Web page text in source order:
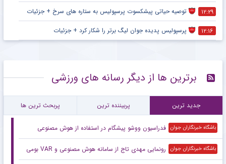
۱۲:۲۹ توصیه حیاتی پیشکسوت پرسپولیس به ستاره های سرخ + جزئیات
۱۲:۱۶ پرسپولیس پدیده جوان لیگ برتر را شکار کرد + جزئیات
برترین ها از دیگر رسانه های ورزشی
جدید ترین پربیننده ترین پربحث ترین ها
باشگاه خبرنگاران جوان فدراسیون ووشو پیشگام در استفاده از هوش مصنوعی
باشگاه خبرنگاران جوان رونمایی مهدی تاج از سامانه هوش مصنوعی و VAR بومی